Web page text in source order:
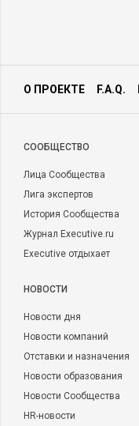
О ПРОЕКТЕ F.A.Q.
CООБЩЕСТВО
Лица Сообщества
Лига экспертов
История Сообщества
Журнал Executive.ru
Executive отдыхает
НОВОСТИ
Новости дня
Новости компаний
Отставки и назначения
Новости образования
Новости Сообщества
HR-новости